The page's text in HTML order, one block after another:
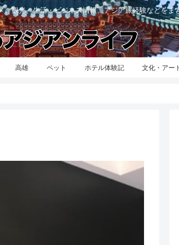
観光、生活・ビジネス情報、アジア旅経験などをま
高雄 ペット ホテル体験記 文化・アー